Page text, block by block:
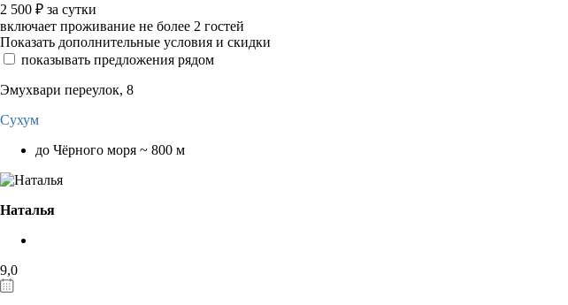
2 500 ₽ за сутки
включает проживание не более 2 гостей
Показать дополнительные условия и скидки
показывать предложения рядом
Эмухвари переулок, 8
Сухум
до Чёрного моря ~ 800 м
Наталья
9,0